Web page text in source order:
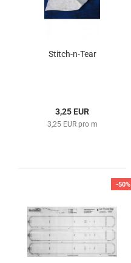
Stitch-n-Tear
3,25 EUR
3,25 EUR pro m
-50%